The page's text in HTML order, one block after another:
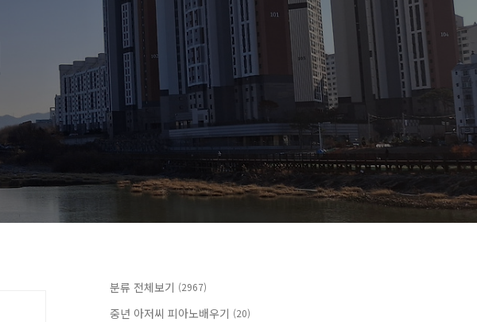
분류 전체보기 (2967)
중년 아저씨 피아노배우기 (20)